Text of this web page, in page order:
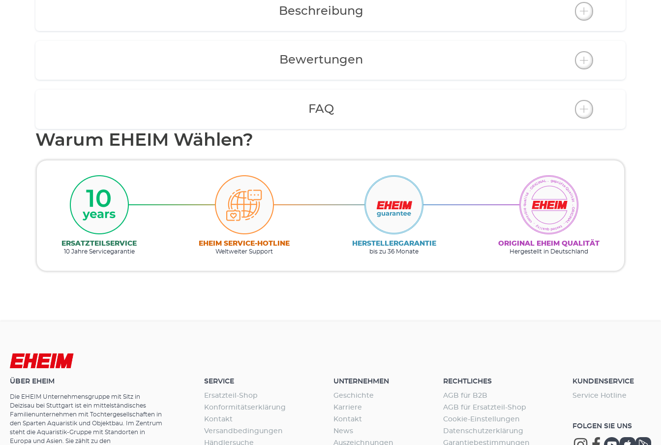
Beschreibung
Bewertungen
FAQ
Warum EHEIM Wählen?
ERSATZTEILSERVICE
10 Jahre Servicegarantie
EHEIM SERVICE-HOTLINE
Weltweiter Support
HERSTELLERGARANTIE
bis zu 36 Monate
ORIGINAL EHEIM QUALITÄT
Hergestellt in Deutschland
ÜBER EHEIM
Die EHEIM Unternehmensgruppe mit Sitz in
Deizisau bei Stuttgart ist ein mittelständisches
Familienunternehmen mit Tochtergesellschaften in
den Sparten Aquaristik und Objektbau. Im Zentrum
steht die Aquaristik-Gruppe mit Standorten in
Europa und Asien. Sie zählt zu den
SERVICE
Ersatzteil-Shop
Konformitätserklärung
Kontakt
Versandbedingungen
Händlersuche
UNTERNEHMEN
Geschichte
Karriere
Kontakt
News
Auszeichnungen
RECHTLICHES
AGB für B2B
AGB für Ersatzteil-Shop
Cookie-Einstellungen
Datenschutzerklärung
Garantiebestimmungen
KUNDENSERVICE
Service Hotline
FOLGEN SIE UNS